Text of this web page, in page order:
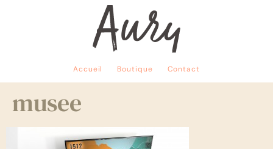
Accueil Boutique Contact
musee